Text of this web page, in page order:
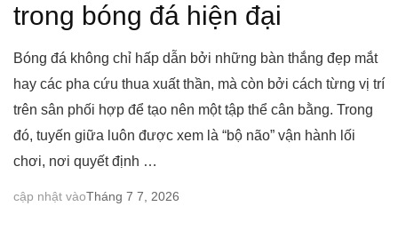
trong bóng đá hiện đại
Bóng đá không chỉ hấp dẫn bởi những bàn thắng đẹp mắt
hay các pha cứu thua xuất thần, mà còn bởi cách từng vị trí
trên sân phối hợp để tạo nên một tập thể cân bằng. Trong
đó, tuyến giữa luôn được xem là “bộ não” vận hành lối
chơi, nơi quyết định …
cập nhật vàoTháng 7 7, 2026